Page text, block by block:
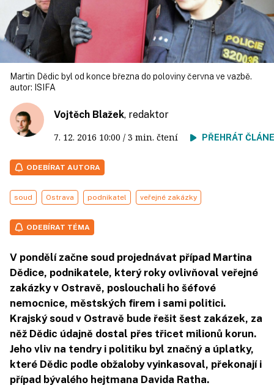
Martin Dědic byl od konce března do poloviny června ve vazbě.
autor: ISIFA
Vojtěch Blažek, redaktor
7. 12. 2016 10:00 / 3 min. čtení PŘEHRÁT
ODEBÍRAT AUTORA
soud Ostrava podnikatel veřejné zakázky
ODEBÍRAT TÉMA
V pondělí začne soud projednávat případ Martina
Dědice, podnikatele, který roky ovlivňoval veřejné
zakázky v Ostravě, poslouchali ho šéfové
nemocnice, městských firem i sami politici.
Krajský soud v Ostravě bude řešit šest zakázek, za
něž Dědic údajně dostal přes třicet milionů korun.
Jeho vliv na tendry i politiku byl značný a úplatky,
které Dědic podle obžaloby vyinkasoval, překonají i
případ bývalého hejtmana Davida Ratha.